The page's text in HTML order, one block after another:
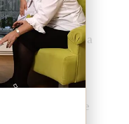
poslije izlaganja
ne upije.
da proizvod ne